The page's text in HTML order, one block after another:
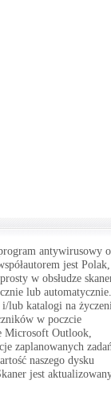
antywirusowy o
jest Polak,
w obsłudze
lub automatycznie.
lub katalogi na
w poczcie
Microsoft Outlook,
zaplanowanych
naszego dysku
jest